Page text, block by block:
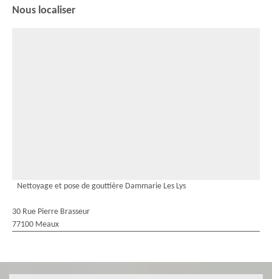
Nous localiser
Nettoyage et pose de gouttière Dammarie Les Lys
30 Rue Pierre Brasseur
77100 Meaux